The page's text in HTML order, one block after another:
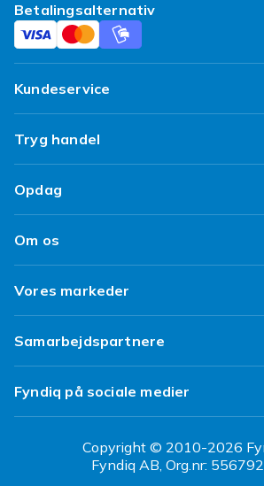
Betalingsalternativ
Kundeservice
Ofte stillede spørgsmål
Spor min pakke
Levering
Fortryd & returner her
Tryg handel
Tilfredshedsgaranti
Kundeanmeldelser
Brukt/ Refurbished
Opdag
Top 100 fund
Design dit eget tøj
Om os
Klimaarbejde
Job hos Fyndiq
Tilgængelighed
Transparensrapport
Vores markeder
Fyndiq Sverige
Fyndiq Finland
Fyndiq Norge
CDON Danmark
CDON Sverige
Samarbejdspartnere
Partner Help Center
Regler og kvalitet
Fyndiq på sociale medier
Copyright © 2010-2026
Fyndiq AB, Org.nr: